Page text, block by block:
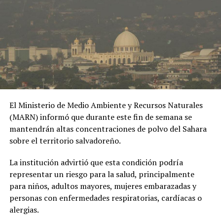
Desde finales de febrero, Irán mantiene bloqueado el
estrecho de Ormuz, una ruta marítima fundamental
para el transporte mundial de hidrocarburos, y Estados
Unidos impone un bloqueo a los puertos iraníes.
El presidente iraní, Masud Pezeshkian, prometió el lunes
durante una conversación telefónica con la primera
ministra japonesa, Sanae Takaichi, que su país facilitaría
Más firmeza
Irán y Estados Unidos parecían estar cerca de un
informó el sábado de que el presidente Donald Trump
había endurecido su propuesta negociadora con Irán.
Según el medio estadounidense Axios, Trump, cuya
prioridad declarada es poner fin al programa nuclear
El Ministerio de Medio Ambiente y Recursos Naturales
(MARN) informó que durante este fin de semana se
mantendrán altas concentraciones de polvo del Sahara
sobre el territorio salvadoreño.
La institución advirtió que esta condición podría
representar un riesgo para la salud, principalmente
para niños, adultos mayores, mujeres embarazadas y
personas con enfermedades respiratorias, cardíacas o
alergias.